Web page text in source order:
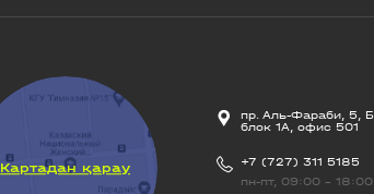
Картадан қарау
пр. Аль-Фараби, 5,
блок 1А, офис 501
+7 (727) 311 5185
пн-пт, 09:00 - 18:00